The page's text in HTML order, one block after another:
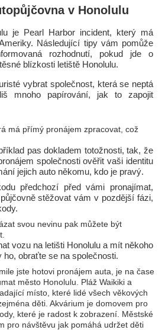
v Honolulu
je Pearl Harbor incident, který má
Následující tipy vám pomůže
rozhodnutí, pokud jde o
blízkosti letiště Honolulu.
vybrat společnost, která se neptá
mnoho papírování, jak to zapojit
má přímý pronájem zpracovat, což
pas dokladem totožnosti, tak, že
společnosti ověřit vaši identitu
jejich auto někomu, kdo je pravý.
předchozí před vámi pronajímat,
stěžovat vám v pozdější fázi,
svou nevinu pak můžete být
vozu na letišti Honolulu a mít někoho
obraťte se na společnosti.
jste hotovi pronájem auta, je na čase
město Honolulu. Pláž Waikiki a
místo, které lidé všech věkových
děti. Akvárium je domovem pro
které je radost k zobrazení. Městské
pro návštěvu jak pomáhá udržet děti